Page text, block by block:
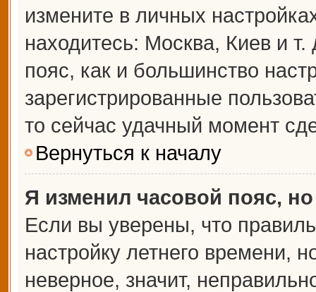
измените в личных
находитесь: Москва, Киев и
пояс, как и большинство
зарегистрированные
то сейчас удачный момент
Вернуться к началу
Я изменил часовой пояс,
Если вы уверены, что
настройку летнего времени,
неверное, значит,